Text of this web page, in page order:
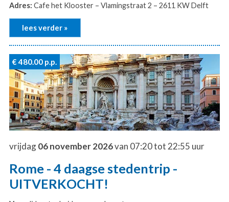
Adres: Cafe het Klooster – Vlamingstraat 2 – 2611 KW Delft
lees verder »
€ 480.00p.p.
vrijdag06 november 2026van 07:20 tot 22:55 uur
Rome - 4 daagse stedentrip -
UITVERKOCHT!